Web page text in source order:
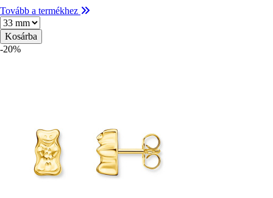
Tovább a termékhez
Méret
-20%